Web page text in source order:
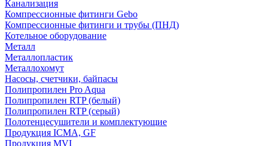
Канализация
Компрессионные фитинги Gebo
Компрессионные фитинги и трубы (ПНД)
Котельное оборудование
Металл
Металлопластик
Металлохомут
Насосы, счетчики, байпасы
Полипропилен Pro Aqua
Полипропилен RTP (белый)
Полипропилен RTP (серый)
Полотенцесушители и комплектующие
Продукция ICMA, GF
Продукция MVI